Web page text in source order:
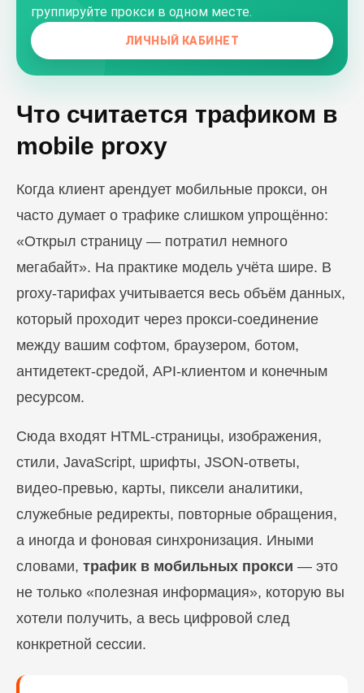
группируйте прокси в одном месте.
ЛИЧНЫЙ КАБИНЕТ
Что считается трафиком в
mobile proxy
Когда клиент арендует мобильные прокси, он
часто думает о трафике слишком упрощённо:
«Открыл страницу — потратил немного
мегабайт». На практике модель учёта шире. В
proxy-тарифах учитывается весь объём данных,
который проходит через прокси-соединение
между вашим софтом, браузером, ботом,
антидетект-средой, API-клиентом и конечным
ресурсом.
Сюда входят HTML-страницы, изображения,
стили, JavaScript, шрифты, JSON-ответы,
видео-превью, карты, пиксели аналитики,
служебные редиректы, повторные обращения,
а иногда и фоновая синхронизация. Иными
словами, трафик в мобильных прокси — это
не только «полезная информация», которую вы
хотели получить, а весь цифровой след
конкретной сессии.